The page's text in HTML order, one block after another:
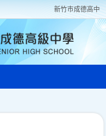
新竹巿成德高中